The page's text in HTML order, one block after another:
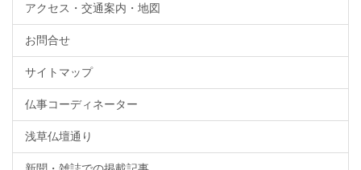
アクセス・交通案内・地図
お問合せ
サイトマップ
仏事コーディネーター
浅草仏壇通り